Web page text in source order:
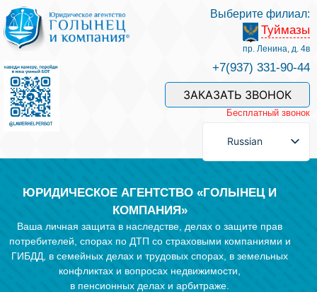
Услуги и наши специалисты
Оплата услуг
Задать вопрос
Отзывы
Полезные статьи
Выберите филиал:
Туймазы
пр. Ленина, д. 4в
+7(937) 331-90-44
ЗАКАЗАТЬ ЗВОНОК
Бесплатный звонок
Russian
ЮРИДИЧЕСКОЕ АГЕНТСТВО «ГОЛЫНЕЦ И
КОМПАНИЯ»
Ваша личная защита в наследстве, делах о защите прав
потребителей, спорах по ДТП со страховыми компаниями и
ГИБДД, в семейных делах и трудовых спорах, в земельных
конфликтах и вопросах недвижимости,
в пенсионных делах и арбитраже.